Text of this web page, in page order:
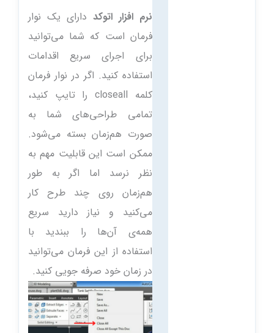
نرم افزار اتوکد دارای یک نوار
فرمان است که شما می‌توانید
برای اجرای سریع اقدامات
استفاده کنید. اگر در نوار فرمان
کلمه closeall را تایپ کنید،
تمامی طراحی‌های شما به
صورت هم‌زمان بسته می‌شود.
ممکن است این قابلیت مهم به
نظر نرسد اما اگر به طور
هم‌زمان روی چند طرح کار
می‌کنید و نیاز دارید سریع
همه‌ی آن‌ها را ببندید با
استفاده از این فرمان می‌توانید
در زمان خود صرفه جویی کنید.